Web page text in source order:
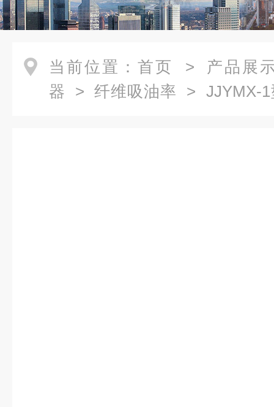
当前位置： 首页 > 产品展
器 > 纤维吸油率 > JJYMX-1